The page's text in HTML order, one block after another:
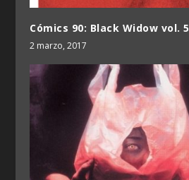
Cómics 90: Black Widow vol. 5
2 marzo, 2017